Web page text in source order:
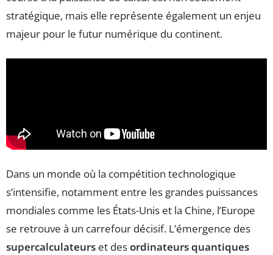
stratégique, mais elle représente également un enjeu
majeur pour le futur numérique du continent.
Dans un monde où la compétition technologique
s’intensifie, notamment entre les grandes puissances
mondiales comme les États-Unis et la Chine, l’Europe
se retrouve à un carrefour décisif. L’émergence des
supercalculateurs et desordinateurs quantiques